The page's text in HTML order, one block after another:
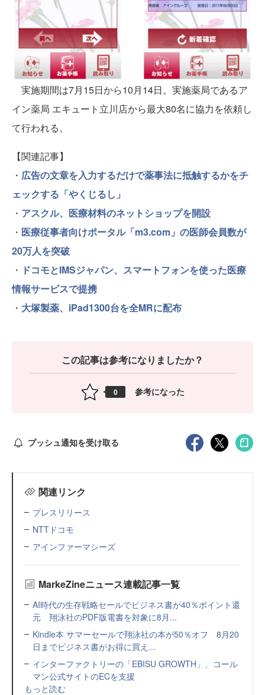
実施期間は7月15日から10月14日。実施薬局であるア
イン薬局 エキュート立川店から最大80名に協力を依頼し
て行われる。
【関連記事】
・ 広告の文章を入力するだけで薬事法に抵触するかをチ
ェックする「やくじるし」
・ アスクル、医療材料のネットショップを開設
・ 医療従事者向けポータル「m3.com」の医師会員数が
20万人を突破
・ ドコモとIMSジャパン、スマートフォンを使った医療
情報サービスで提携
・ 大塚製薬、iPad1300台を全MRに配布
この記事は参考になりましたか？
0 参考になった
プッシュ通知を受け取る
関連リンク
プレスリリース
NTTドコモ
アインファーマシーズ
MarkeZineニュース連載記事一覧
AI時代の生存戦略セールでビジネス書が40％ポイント還
元 翔泳社のPDF版電書を対象に8月...
Kindle本 サマーセールで翔泳社の本が50％オフ 8月20
日までビジネス書がお得に買え...
インターファクトリーの「EBISU GROWTH」、コール
マン公式サイトのECを支援
もっと読む